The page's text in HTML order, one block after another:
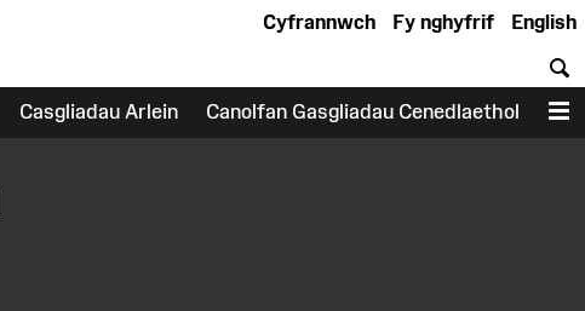
English
Fy nghyfrif
Cyfrannwch
Casgliadau Arlein Canolfan Gasgliadau Cenedlaethol